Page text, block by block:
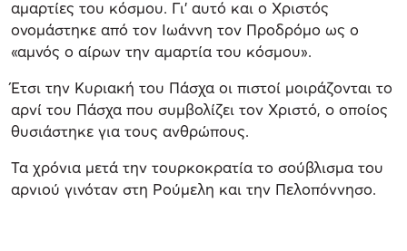
αμαρτίες του κόσμου. Γι’ αυτό και ο Χριστός
ονομάστηκε από τον Ιωάννη τον Προδρόμο ως ο
«αμνός ο αίρων την αμαρτία του κόσμου».
Έτσι την Κυριακή του Πάσχα οι πιστοί μοιράζονται το
αρνί του Πάσχα που συμβολίζει τον Χριστό, o οποίος
θυσιάστηκε για τους ανθρώπους.
Τα χρόνια μετά την τουρκοκρατία το σούβλισμα του
αρνιού γινόταν στη Ρούμελη και την Πελοπόννησο.